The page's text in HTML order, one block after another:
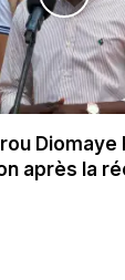
après la